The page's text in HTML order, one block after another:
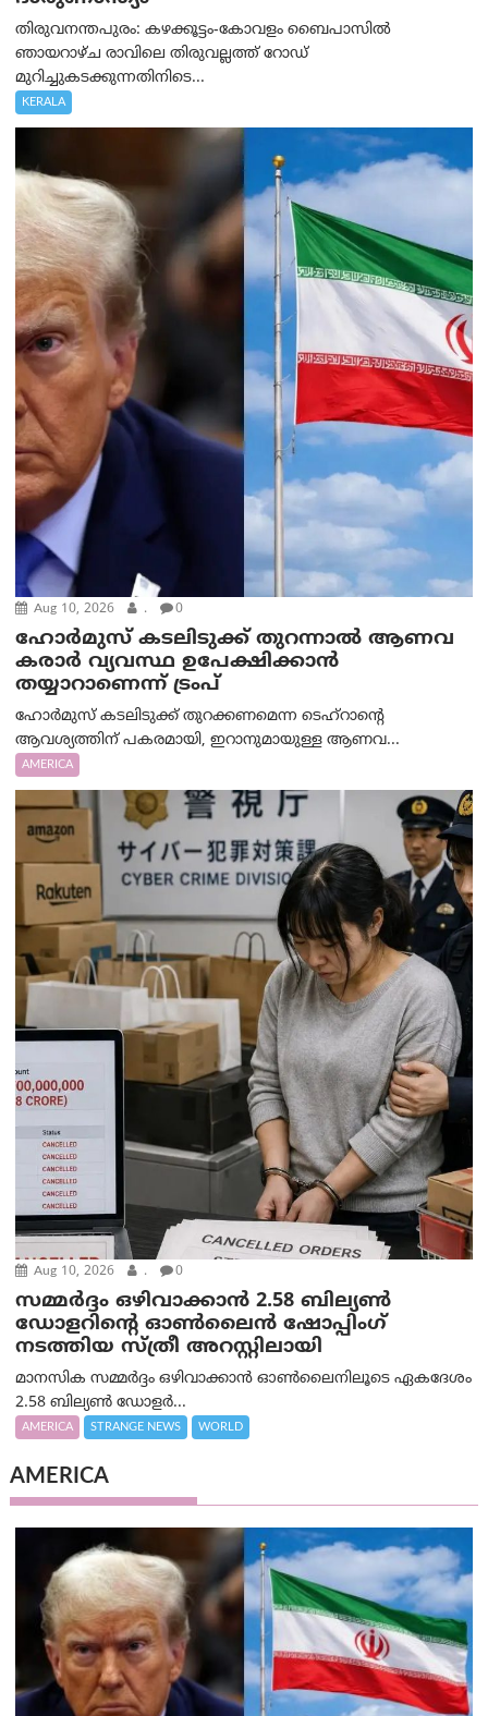
തിരുവനന്തപുരം: കഴക്കൂട്ടം-കോവളം ബൈപാസിൽ
ഞായറാഴ്ച രാവിലെ തിരുവല്ലത്ത് റോഡ്
മുറിച്ചുകടക്കുന്നതിനിടെ...
KERALA
Aug 10, 2026 . 0
ഹോർമുസ് കടലിടുക്ക് തുറന്നാൽ ആണവ
കരാർ വ്യവസ്ഥ ഉപേക്ഷിക്കാൻ
തയ്യാറാണെന്ന് ട്രം‌പ്
ഹോർമുസ് കടലിടുക്ക് തുറക്കണമെന്ന ടെഹ്‌റാന്റെ
ആവശ്യത്തിന് പകരമായി, ഇറാനുമായുള്ള ആണവ...
AMERICA
Aug 10, 2026 . 0
സമ്മര്‍ദ്ദം ഒഴിവാക്കാന്‍ 2.58 ബില്യൺ
ഡോളറിന്റെ ഓണ്‍ലൈന്‍ ഷോപ്പിംഗ്
നടത്തിയ സ്ത്രീ അറസ്റ്റിലായി
മാനസിക സമ്മര്‍ദ്ദം ഒഴിവാക്കാന്‍ ഓണ്‍ലൈനിലൂടെ ഏകദേശം
2.58 ബില്യൺ ഡോളർ...
AMERICA STRANGE NEWS WORLD
AMERICA